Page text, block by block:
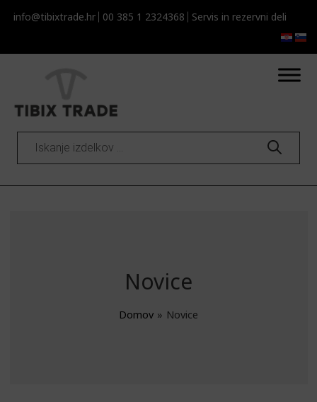
info@tibixtrade.hr 00 385 1 2324368 Servis in rezervni deli
Products
search
Novice
Domov » Novice